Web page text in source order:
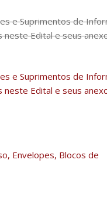
e Suprimentos de
neste Edital e seus
e Suprimentos de
Edital e seus
Envelopes, Blocos de